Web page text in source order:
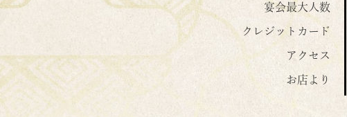
宴会最大人数
クレジットカード
アクセス
お店より